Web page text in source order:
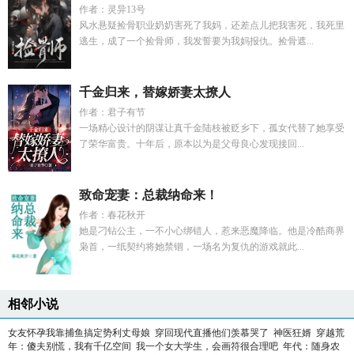
作者：灵异13号
风水悬疑捡骨职业奶奶害死了我妈，还差点儿把我害死，我死里
逃生，成了一个捡骨师，我发誓要为我妈报仇。捡骨遮...
千金归来，替嫁娇妻太撩人
作者：君子有节
一场精心设计的阴谋让真千金陆枝被贬乡下，孤女代替了她享受
了荣华富贵。十年后，原本以为是父母良心发现接回...
致命宠妻：总裁纳命来！
作者：春花秋开
她是刁钻公主，一不小心绑错人，惹来恶魔降临。他是冷酷商界
枭首，一纸契约将她禁锢，一场名为复仇的游戏就此...
相邻小说
女友怀孕我靠捕鱼搞定势利丈母娘 穿回现代直播他们羡慕哭了 神医狂婿 穿越荒
年：傻夫别慌，我有千亿空间 我一个女大学生，会画符很合理吧 年代：随身农